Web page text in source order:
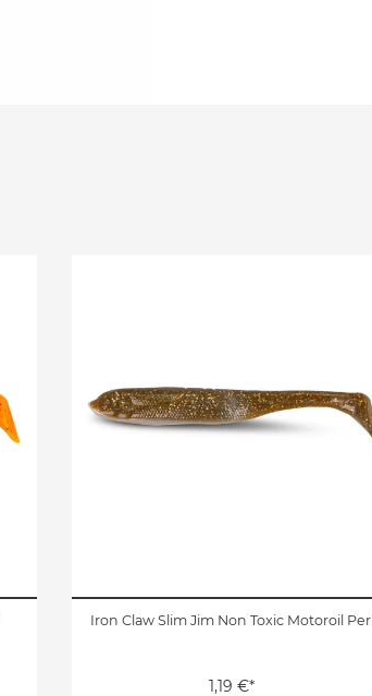
Iron Claw Slim Jim Non Toxic Motoroil Perl
1,19 €*